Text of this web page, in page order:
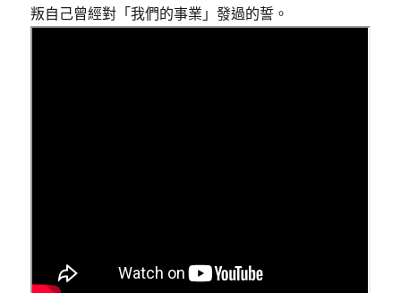
叛自己曾經對「我們的事業」發過的誓。